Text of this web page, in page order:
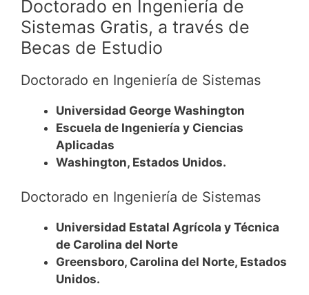
Doctorado en Ingeniería de
Sistemas Gratis, a través de
Becas de Estudio
Doctorado en Ingeniería de Sistemas
Universidad George Washington
Escuela de Ingeniería y Ciencias
Aplicadas
Washington, Estados Unidos.
Doctorado en Ingeniería de Sistemas
Universidad Estatal Agrícola y Técnica
de Carolina del Norte
Greensboro, Carolina del Norte, Estados
Unidos.